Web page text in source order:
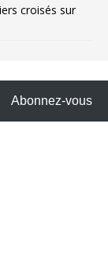
croisés sur
Abonnez-vous